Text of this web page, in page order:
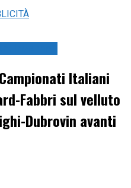
Italiani
Fabbri sul velluto
Dubrovin avanti